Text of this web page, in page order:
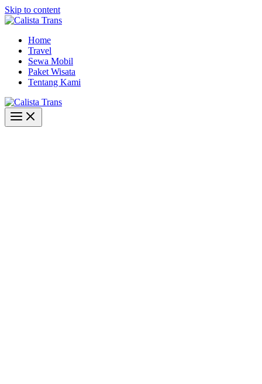
Skip to content
Home
Travel
Sewa Mobil
Paket Wisata
Tentang Kami